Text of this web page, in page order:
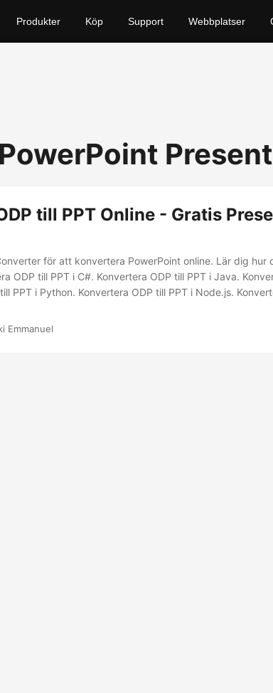
Produkter Köp Support Webbplatser
till PPT Online - Gratis
för att konvertera PowerPoint online. Lär dig hur
ODP till PPT i C#. Konvertera ODP till PPT i Java.
PPT i Python. Konvertera ODP till PPT i Node.js.
Emmanuel